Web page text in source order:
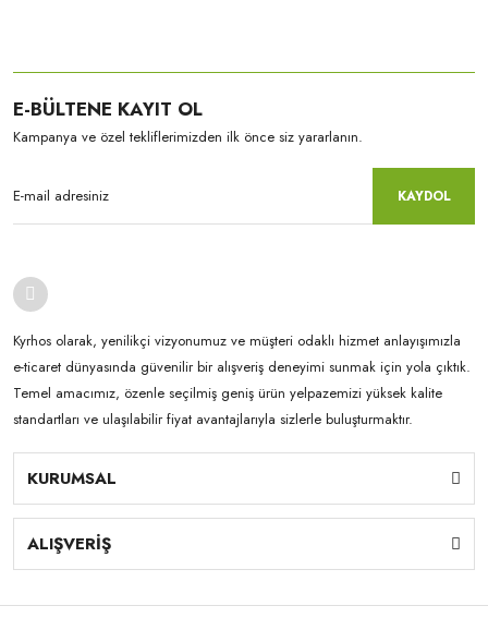
E-BÜLTENE KAYIT OL
Kampanya ve özel tekliflerimizden ilk önce siz yararlanın.
KAYDOL
Kyrhos olarak, yenilikçi vizyonumuz ve müşteri odaklı hizmet anlayışımızla
e-ticaret dünyasında güvenilir bir alışveriş deneyimi sunmak için yola çıktık.
Temel amacımız, özenle seçilmiş geniş ürün yelpazemizi yüksek kalite
standartları ve ulaşılabilir fiyat avantajlarıyla sizlerle buluşturmaktır.
KURUMSAL
ALIŞVERİŞ